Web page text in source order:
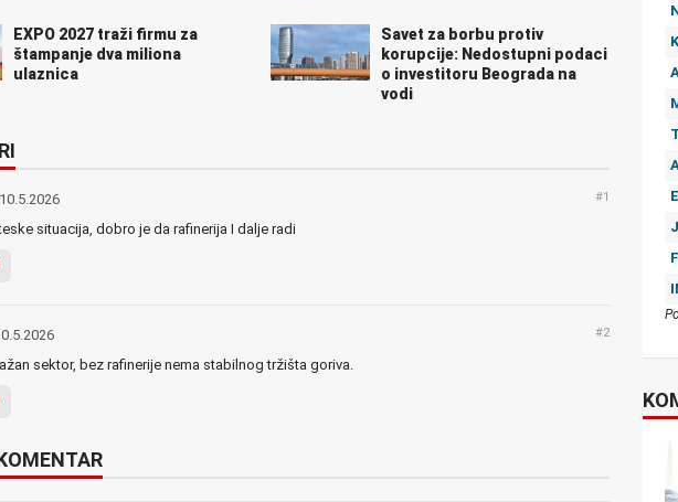
EXPO 2027 traži firmu za
štampanje dva miliona
ulaznica
Savet za borbu protiv
korupcije: Nedostupni podaci
o investitoru Beograda na
vodi
10.5.2026 #1
situacija, dobro je da rafinerija I dalje radi
#2
sektor, bez rafinerije nema stabilnog tržišta goriva.